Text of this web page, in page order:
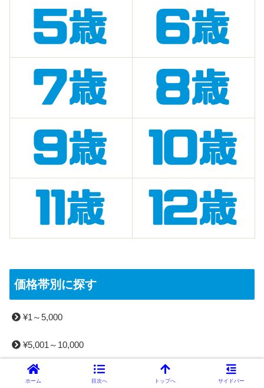
価格帯別に探す
¥1～5,000
¥5,001～10,000
¥10,001～15,000
ホーム 目次へ トップへ サイドバー